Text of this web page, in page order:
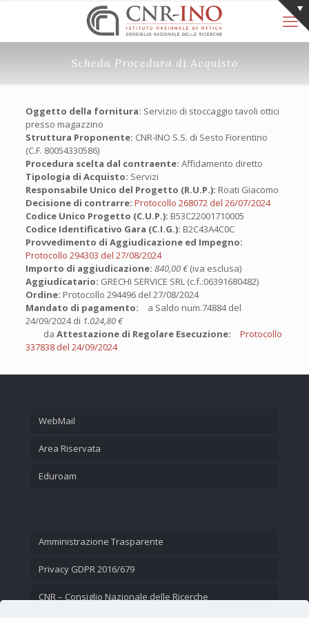
Scheda Procedura di Acquisto
Oggetto della fornitura: Servizio di stoccaggio tavoli ottici
presso magazzino
Struttura Proponente: CNR-INO S.S. di Sesto Fiorentino
(C.F. 80054330586)
Procedura scelta dal contraente: Affidamento diretto
Tipologia di Acquisto: Servizi
Responsabile Unico del Progetto (R.U.P.): Roati Giacomo
Decisione di contrarre: Protocollo 268072 del 26/07/2024
Codice Unico Progetto (C.U.P.): B53C22001710005
Codice Identificativo Gara (C.I.G.): B2C43A4C0C
Provvedimento di Aggiudicazione ed Impegno:
Protocollo 294303 del 27/08/2024
Importo di aggiudicazione: 840,00 €(iva esclusa)
Aggiudicatario: GRECHI SERVICE SRL (c.f.:06391680482)
Ordine: Protocollo 294496 del 27/08/2024
Mandato di pagamento: a Saldo num.74884 del
24/09/2024 di 1.024,80 €
da Attestazione di Regolare Esecuzione:
Protocollo
337838 del 24/09/2024
WebMail
Area Riservata
Eduroam
Amministrazione Trasparente
Privacy GDPR 2016/679
CNR – Consiglio Nazionale delle Ricerche